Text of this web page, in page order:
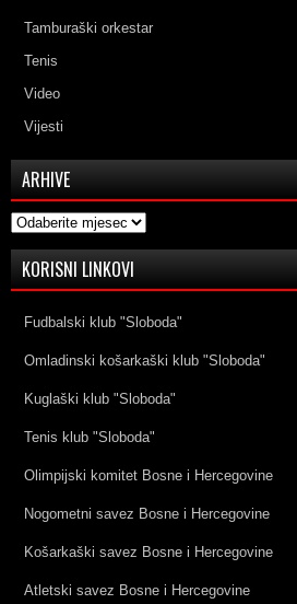
Tamburaški orkestar
Tenis
Video
Vijesti
ARHIVE
Arhive
KORISNI LINKOVI
Fudbalski klub "Sloboda"
Omladinski košarkaški klub "Sloboda"
Kuglaški klub "Sloboda"
Tenis klub "Sloboda"
Olimpijski komitet Bosne i Hercegovine
Nogometni savez Bosne i Hercegovine
Košarkaški savez Bosne i Hercegovine
Atletski savez Bosne i Hercegovine